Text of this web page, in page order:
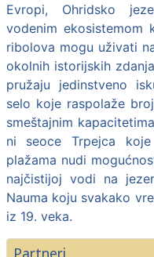
Evropi, Ohridsko
vodenim ekosistemom
ribolova mogu uživati
okolnih istorijskih
pružaju jedinstveno
selo koje raspolaže
smeštajnim
ni seoce Trpejca
plažama nudi
najčistijoj vodi na
Nauma koju svakako
iz 19. veka.